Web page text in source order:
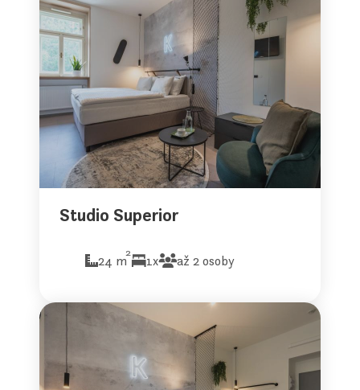
Studio Superior
24 m2 1x až 2 osoby